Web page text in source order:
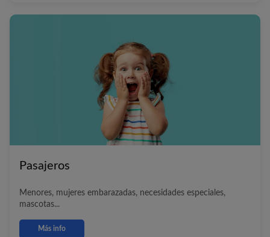
Pasajeros
Menores, mujeres embarazadas, necesidades especiales,
mascotas...
Más info